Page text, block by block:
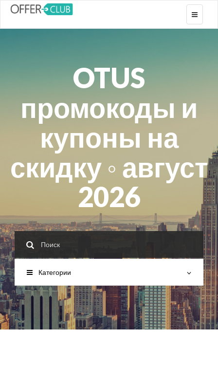
Toggle
OTUS
промокоды и
купоны на
скидку ◦ август
2026
Категории